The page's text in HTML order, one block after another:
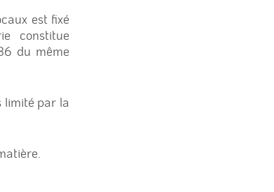
est fixé
constitue
du même
limité par la